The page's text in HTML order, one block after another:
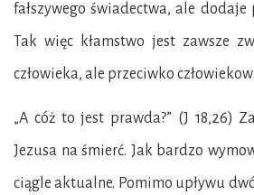
fałszywego świadectwa, ale
Tak więc kłamstwo jest zawsze
człowieka, ale przeciwko
„A cóż to jest prawda?” (J 18,26)
Jezusa na śmierć. Jak bardzo
ciągle aktualne. Pomimo upływu